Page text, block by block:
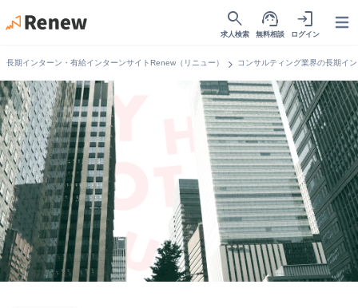
search
求人検索
support_agent
無料相談
login
ログイン
長期インターン・有給インターンサイトRenew（リニュー） chevron_right コンサルティング業界の長期イ